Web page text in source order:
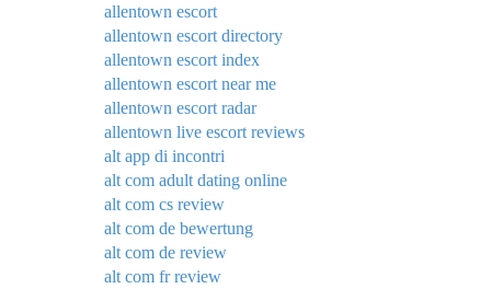
allentown escort
allentown escort directory
allentown escort index
allentown escort near me
allentown escort radar
allentown live escort reviews
alt app di incontri
alt com adult dating online
alt com cs review
alt com de bewertung
alt com de review
alt com fr review